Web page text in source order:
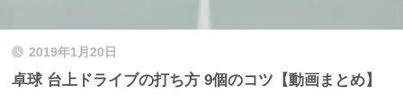
2019年1月20日
卓球 台上ドライブの打ち方 9個のコツ【動画まとめ】